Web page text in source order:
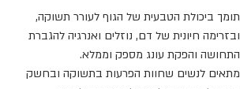
תומך ביכולת הטבעית של הגוף לעורר תשוקה,
ובזרימה חיונית של דם, נוזלים ואנרגיה להגברת
התחושה והפקת עונג מספק וממלא.
מתאים לנשים שחוות הפרעות בתשוקה ובחשק